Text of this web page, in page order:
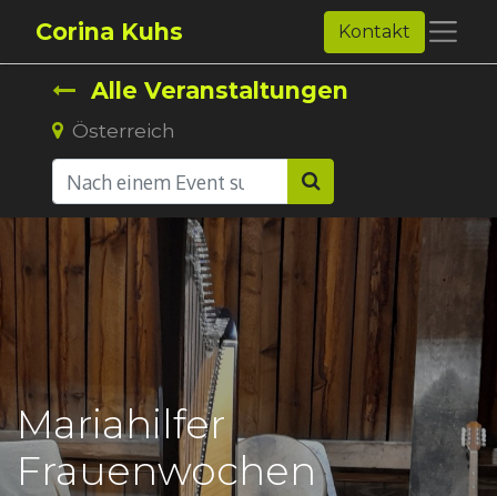
Corina Kuhs Kontakt
Alle Veranstaltungen
Österreich
Mariahilfer
Frauenwochen